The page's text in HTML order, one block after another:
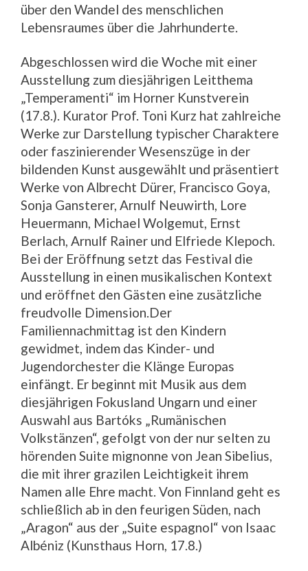
über den Wandel des menschlichen
Lebensraumes über die Jahrhunderte.
Abgeschlossen wird die Woche mit einer
Ausstellung zum diesjährigen Leitthema
„Temperamenti“ im Horner Kunstverein
(17.8.). Kurator Prof. Toni Kurz hat zahlreiche
Werke zur Darstellung typischer Charaktere
oder faszinierender Wesenszüge in der
bildenden Kunst ausgewählt und präsentiert
Werke von Albrecht Dürer, Francisco Goya,
Sonja Gansterer, Arnulf Neuwirth, Lore
Heuermann, Michael Wolgemut, Ernst
Berlach, Arnulf Rainer und Elfriede Klepoch.
Bei der Eröffnung setzt das Festival die
Ausstellung in einen musikalischen Kontext
und eröffnet den Gästen eine zusätzliche
freudvolle Dimension.Der
Familiennachmittag ist den Kindern
gewidmet, indem das Kinder- und
Jugendorchester die Klänge Europas
einfängt. Er beginnt mit Musik aus dem
diesjährigen Fokusland Ungarn und einer
Auswahl aus Bartóks „Rumänischen
Volkstänzen“, gefolgt von der nur selten zu
hörenden Suite mignonne von Jean Sibelius,
die mit ihrer grazilen Leichtigkeit ihrem
Namen alle Ehre macht. Von Finnland geht es
schließlich ab in den feurigen Süden, nach
„Aragon“ aus der „Suite espagnol“ von Isaac
Albéniz (Kunsthaus Horn, 17.8.)